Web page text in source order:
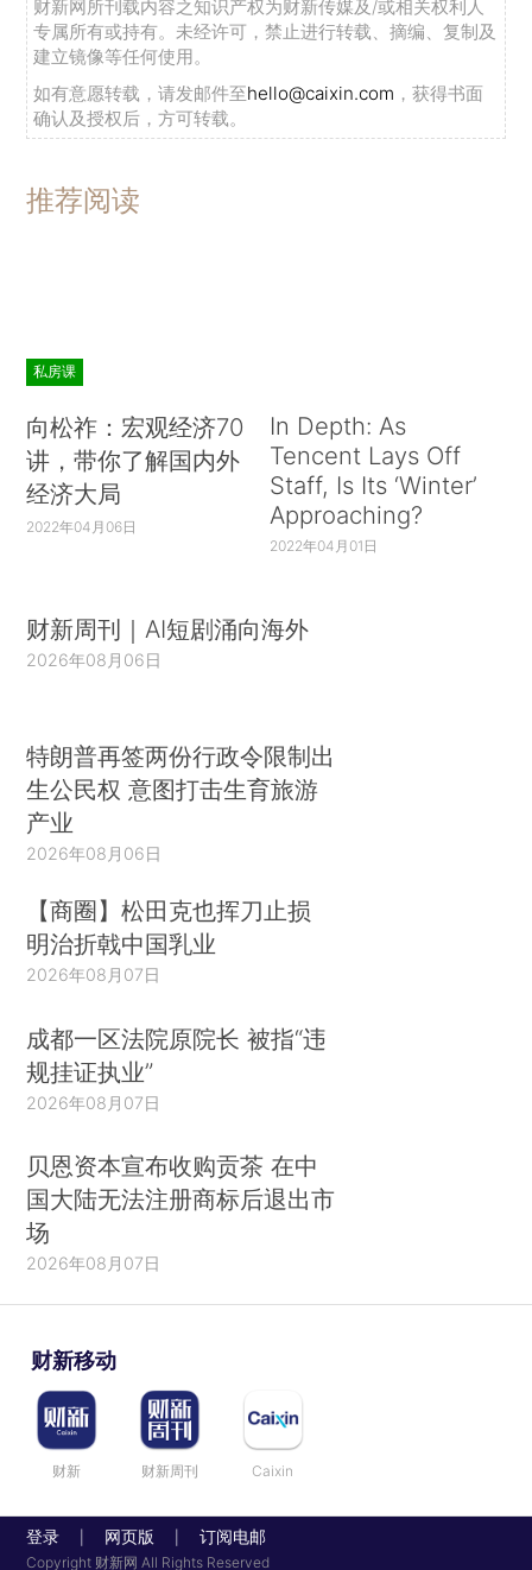
财新网所刊载内容之知识产权为财新传媒及/或相关权利人
专属所有或持有。未经许可，禁止进行转载、摘编、复制及
建立镜像等任何使用。
如有意愿转载，请发邮件至hello@caixin.com ，获得书面
确认及授权后，方可转载。
推荐阅读
私房课
向松祚：宏观经济70
讲，带你了解国内外
经济大局
2022年04月06日
In Depth: As
Tencent Lays Off
Staff, Is Its ‘Winter’
Approaching?
2022年04月01日
财新周刊｜AI短剧涌向海外
2026年08月06日
特朗普再签两份行政令限制出
生公民权 意图打击生育旅游
产业
2026年08月06日
【商圈】松田克也挥刀止损
明治折戟中国乳业
2026年08月07日
成都一区法院原院长 被指“违
规挂证执业”
2026年08月07日
贝恩资本宣布收购贡茶 在中
国大陆无法注册商标后退出市
场
2026年08月07日
财新移动
财新 财新周刊 Caixin
登录 网页版 订阅电邮
Copyright 财新网 All Rights Reserved